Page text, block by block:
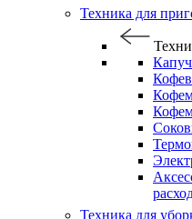
Техника для
Техника для